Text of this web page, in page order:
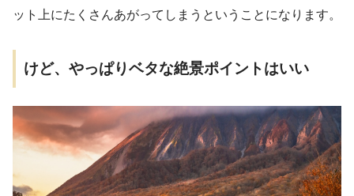
ット上にたくさんあがってしまうということになります。
けど、やっぱりベタな絶景ポイントはいい